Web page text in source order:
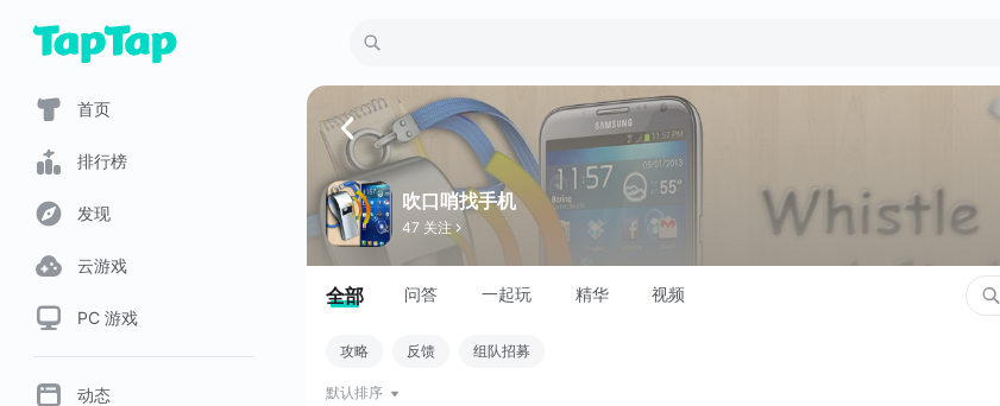
首页
排行榜
发现
云游戏
PC 游戏
动态
吹口哨找手机
47 关注
全部 问答 一起玩 精华 视频
攻略 反馈 组队招募
默认排序